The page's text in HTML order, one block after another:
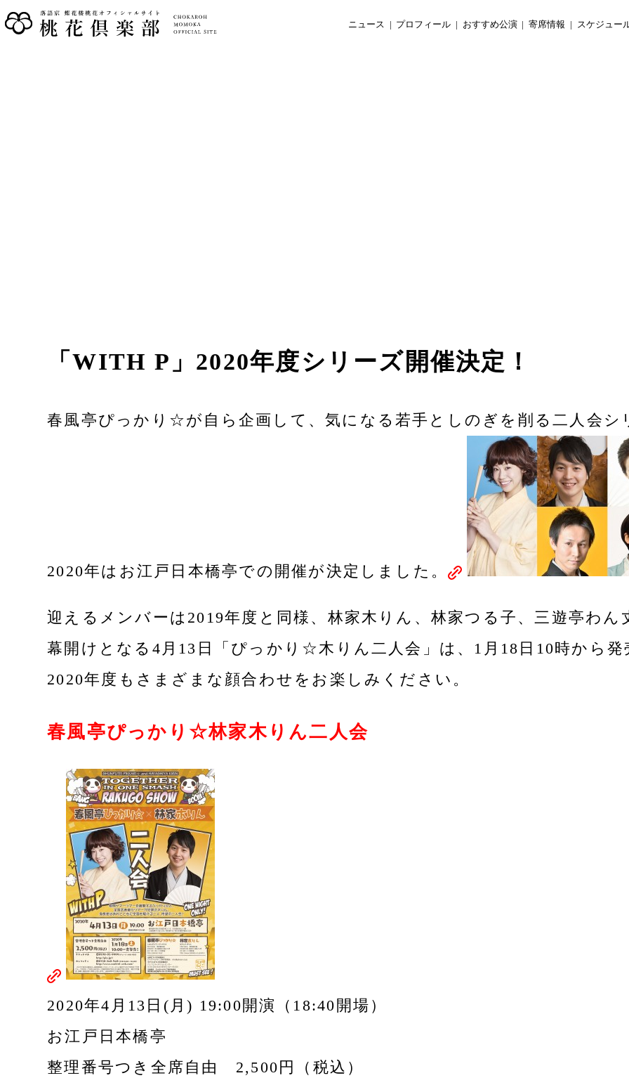
ニュース プロフィール おすすめ公演 寄席情報 スケジュー
「WITH P」2020年度シリーズ開催決定！
春風亭ぴっかり☆が自ら企画して、気になる若手としのぎを削る二人会シ
2020年はお江戸日本橋亭での開催が決定しました。
迎えるメンバーは2019年度と同様、林家木りん、林家つる子、三遊亭わん
幕開けとなる4月13日「ぴっかり☆木りん二人会」は、1月18日10時から発
2020年度もさまざまな顔合わせをお楽しみください。
春風亭ぴっかり☆林家木りん二人会
2020年4月13日(月) 19:00開演（18:40開場）
お江戸日本橋亭
整理番号つき全席自由 2,500円（税込）